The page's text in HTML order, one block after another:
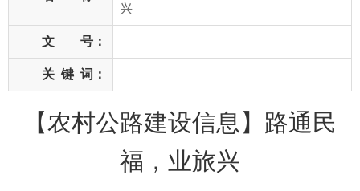
兴
文 号：
关 键 词：
【农村公路建设信息】路通民
福，业旅兴